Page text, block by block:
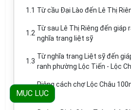
1.1 Từ cầu Đại Lào đến Lê Thị
1.2
Từ sau Lê Thị Riêng đến giáp
nghĩa trang liệt sỹ
1.3
Từ nghĩa trang Liệt sỹ đến
ranh phường Lộc Tiến - Lộc
1.4
Riêng cách chợ Lộc Châu
đầu.
MỤC LỤC